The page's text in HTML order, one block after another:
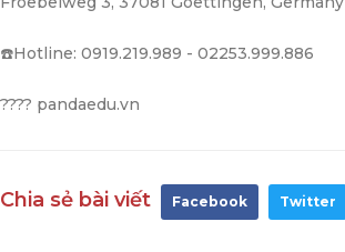
☎️Hotline: 0919.219.989 - 02253.999.886
???? pandaedu.vn
Chia sẻ bài viết Facebook Twitter